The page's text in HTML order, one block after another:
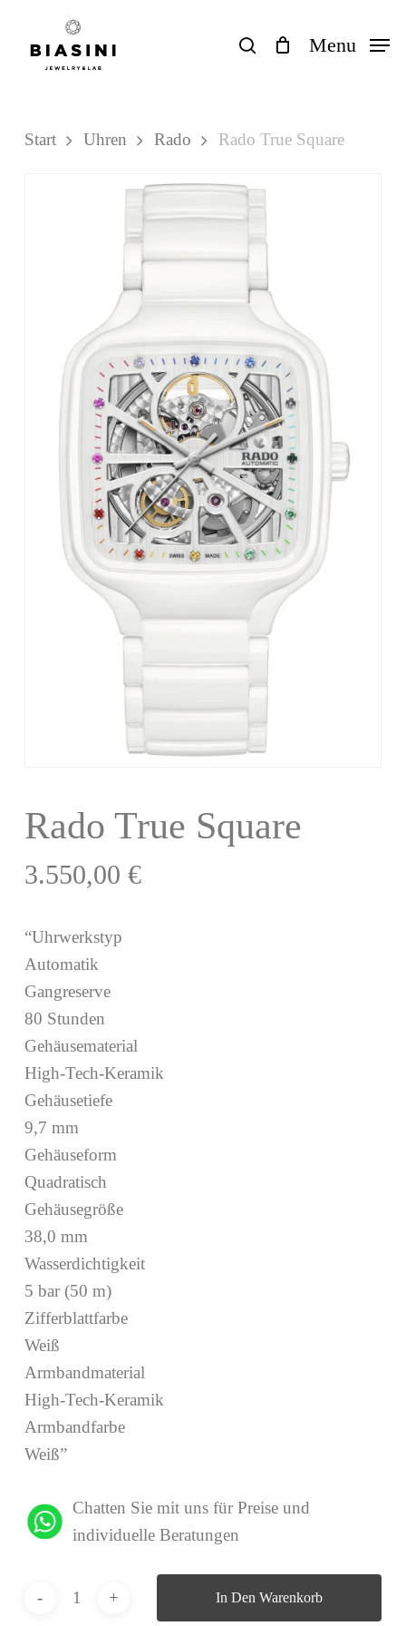
search Menu
Einkaufswagen
Close
Cart
Start Uhren Rado Rado True Square
Rado True Square
3.550,00 €
“Uhrwerkstyp
Automatik
Gangreserve
80 Stunden
Gehäusematerial
High-Tech-Keramik
Gehäusetiefe
9,7 mm
Gehäuseform
Quadratisch
Gehäusegröße
38,0 mm
Wasserdichtigkeit
5 bar (50 m)
Zifferblattfarbe
Weiß
Armbandmaterial
High-Tech-Keramik
Armbandfarbe
Weiß”
Chatten Sie mit uns für Preise und
individuelle Beratungen
In Den Warenkorb